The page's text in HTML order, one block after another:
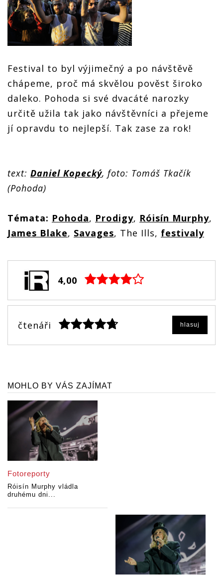
Festival to byl výjimečný a po návštěvě
chápeme, proč má skvělou pověst široko
daleko. Pohoda si své dvacáté narozky
určitě užila tak jako návštěvníci a přejeme
jí opravdu to nejlepší. Tak zase za rok!
text: Daniel Kopecký, foto: Tomáš Tkačík
(Pohoda)
Témata: Pohoda, Prodigy, Róisín Murphy,
James Blake, Savages, The Ills, festivaly
4,00
čtenáři hlasuj
MOHLO BY VÁS ZAJÍMAT
Fotoreporty
Róisín Murphy vládla
druhému dni...